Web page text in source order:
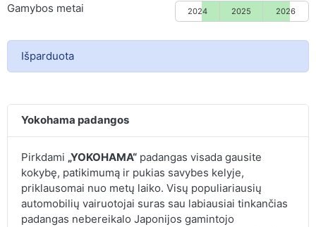
Gamybos metai 2024 2025 2026
Išparduota
Yokohama padangos
Pirkdami „YOKOHAMA“padangas visada gausite
kokybę, patikimumą ir pukias savybes kelyje,
priklausomai nuo metų laiko. Visų populiariausių
automobilių vairuotojai suras sau labiausiai tinkančias
padangas nebereikalo Japonijos gamintojo